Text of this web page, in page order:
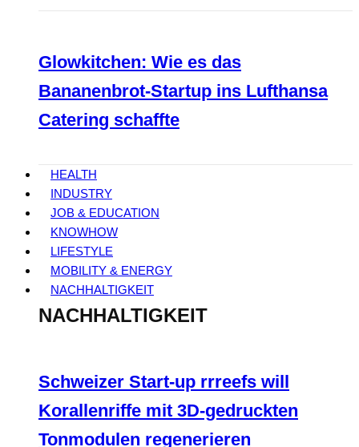
Glowkitchen: Wie es das
Bananenbrot-Startup ins Lufthansa
Catering schaffte
HEALTH
INDUSTRY
JOB & EDUCATION
KNOWHOW
LIFESTYLE
MOBILITY & ENERGY
NACHHALTIGKEIT
NACHHALTIGKEIT
Schweizer Start-up rrreefs will
Korallenriffe mit 3D-gedruckten
Tonmodulen regenerieren